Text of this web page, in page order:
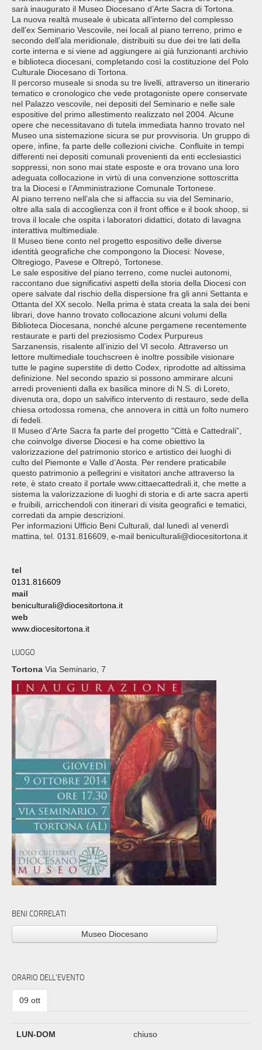
sarà inaugurato il Museo Diocesano d’Arte Sacra di Tortona.
La nuova realtà museale è ubicata all’interno del complesso
dell’ex Seminario Vescovile, nei locali al piano terreno, primo e
secondo dell’ala meridionale, distribuiti su due dei tre lati della
corte interna e si viene ad aggiungere ai già funzionanti archivio
e biblioteca diocesani, completando così la costituzione del Polo
Culturale Diocesano di Tortona.
Il percorso museale si snoda su tre livelli, attraverso un itinerario
tematico e cronologico che vede protagoniste opere conservate
nel Palazzo vescovile, nei depositi del Seminario e nelle sale
espositive del primo allestimento realizzato nel 2004. Alcune
opere che necessitavano di tutela immediata hanno trovato nel
Museo una sistemazione sicura se pur provvisoria. Un gruppo di
opere, infine, fa parte delle collezioni civiche. Confluite in tempi
differenti nei depositi comunali provenienti da enti ecclesiastici
soppressi, non sono mai state esposte e ora trovano una loro
adeguata collocazione in virtù di una convenzione sottoscritta
tra la Diocesi e l’Amministrazione Comunale Tortonese.
Al piano terreno nell’ala che si affaccia su via del Seminario,
oltre alla sala di accoglienza con il front office e il book shoop, si
trova il locale che ospita i laboratori didattici, dotato di lavagna
interattiva multimediale.
Il Museo tiene conto nel progetto espositivo delle diverse
identità geografiche che compongono la Diocesi: Novese,
Oltregiogo, Pavese e Oltrepò, Tortonese.
Le sale espositive del piano terreno, come nuclei autonomi,
raccontano due significativi aspetti della storia della Diocesi con
opere salvate dal rischio della dispersione fra gli anni Settanta e
Ottanta del XX secolo. Nella prima è stata creata la sala dei beni
librari, dove hanno trovato collocazione alcuni volumi della
Biblioteca Diocesana, nonché alcune pergamene recentemente
restaurate e parti del preziosismo Codex Purpureus
Sarzanensis, risalente all’inizio del VI secolo. Attraverso un
lettore multimediale touchscreen è inoltre possibile visionare
tutte le pagine superstite di detto Codex, riprodotte ad altissima
definizione. Nel secondo spazio si possono ammirare alcuni
arredi provenienti dalla ex basilica minore di N.S. di Loreto,
divenuta ora, dopo un salvifico intervento di restauro, sede della
chiesa ortodossa romena, che annovera in città un folto numero
di fedeli.
Il Museo d’Arte Sacra fa parte del progetto "Città e Cattedrali”,
che coinvolge diverse Diocesi e ha come obiettivo la
valorizzazione del patrimonio storico e artistico dei luoghi di
culto del Piemonte e Valle d’Aosta. Per rendere praticabile
questo patrimonio a pellegrini e visitatori anche attraverso la
rete, è stato creato il portale www.cittaecattedrali.it, che mette a
sistema la valorizzazione di luoghi di storia e di arte sacra aperti
e fruibili, arricchendoli con itinerari di visita geografici e tematici,
corredati da ampie descrizioni.
Per informazioni Ufficio Beni Culturali, dal lunedì al venerdì
mattina, tel. 0131.816609, e-mail beniculturali@diocesitortona.it
tel
0131.816609
mail
beniculturali@diocesitortona.it
web
www.diocesitortona.it
LUOGO
Tortona Via Seminario, 7
BENI CORRELATI
Museo Diocesano
ORARIO DELL'EVENTO
09 ott
LUN-DOM chiuso